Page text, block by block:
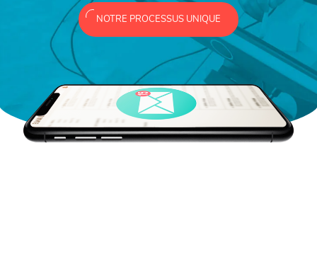
NOTRE PROCESSUS UNIQUE